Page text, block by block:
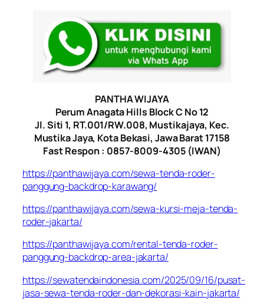
PANTHA WIJAYA
Perum Anagata Hills Block C No 12
Jl. Siti 1, RT.001/RW.008, Mustikajaya, Kec.
Mustika Jaya, Kota Bekasi, Jawa Barat 17158
Fast Respon : 0857-8009-4305 (IWAN)
https://panthawijaya.com/sewa-tenda-roder-
panggung-backdrop-karawang/
https://panthawijaya.com/sewa-kursi-meja-tenda-
roder-jakarta/
https://panthawijaya.com/rental-tenda-roder-
panggung-backdrop-area-jakarta/
https://sewatendaindonesia.com/2025/09/16/pusat-
jasa-sewa-tenda-roder-dan-dekorasi-kain-jakarta/